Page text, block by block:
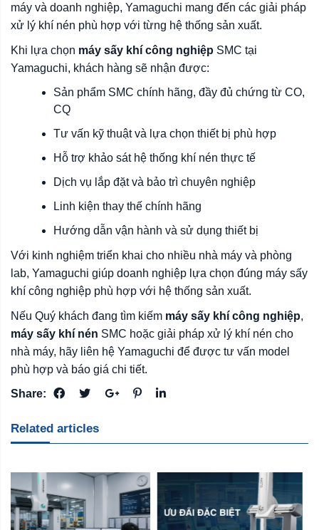
máy và doanh nghiệp, Yamaguchi mang đến các giải pháp
xử lý khí nén phù hợp với từng hệ thống sản xuất.
Khi lựa chọn máy sấy khí công nghiệp SMC tại
Yamaguchi, khách hàng sẽ nhận được:
Sản phẩm SMC chính hãng, đầy đủ chứng từ CO,
CQ
Tư vấn kỹ thuật và lựa chọn thiết bị phù hợp
Hỗ trợ khảo sát hệ thống khí nén thực tế
Dịch vụ lắp đặt và bảo trì chuyên nghiệp
Linh kiện thay thế chính hãng
Hướng dẫn vận hành và sử dụng thiết bị
Với kinh nghiệm triển khai cho nhiều nhà máy và phòng
lab, Yamaguchi giúp doanh nghiệp lựa chọn đúng máy sấy
khí công nghiệp phù hợp với hệ thống sản xuất.
Nếu Quý khách đang tìm kiếm máy sấy khí công nghiệp,
máy sấy khí nén SMC hoặc giải pháp xử lý khí nén cho
nhà máy, hãy liên hệ Yamaguchi để được tư vấn model
phù hợp và báo giá chi tiết.
Share:
Related articles